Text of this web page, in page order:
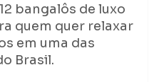
bangalôs de luxo
quem quer relaxar
em uma das
Brasil.